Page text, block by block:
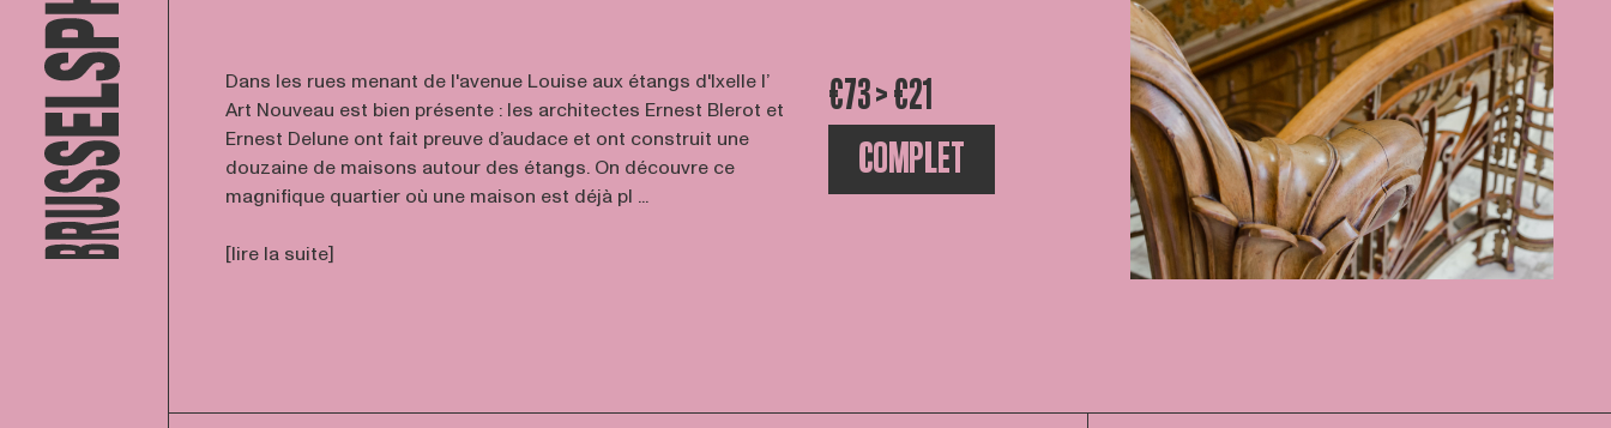
Dans les rues menant de l'avenue Louise aux étangs d'Ixelle l’
Art Nouveau est bien présente : les architectes Ernest Blerot et
Ernest Delune ont fait preuve d’audace et ont construit une
douzaine de maisons autour des étangs. On découvre ce
magnifique quartier où une maison est déjà pl ...
[lire la suite]
€73 > €21
COMPLET